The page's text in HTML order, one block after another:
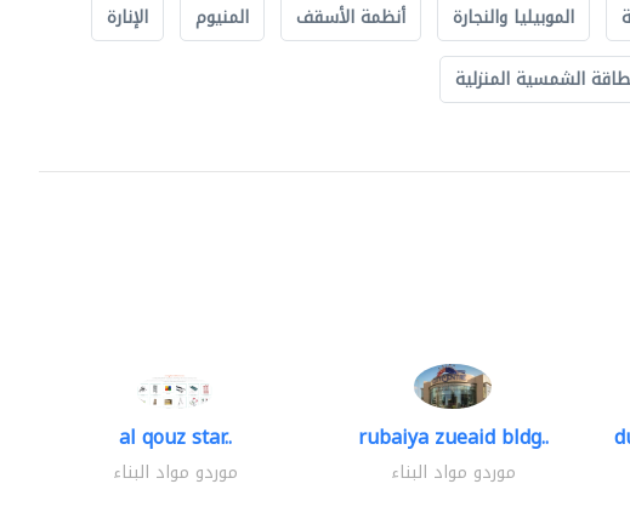
الموبيليا والنجارة أنظمة الأسقف المنيوم
الإنارة
الشمسية المنزلية
al qouz star..
موردو مواد البناء
rubaiya zueaid bldg..
موردو مواد البناء